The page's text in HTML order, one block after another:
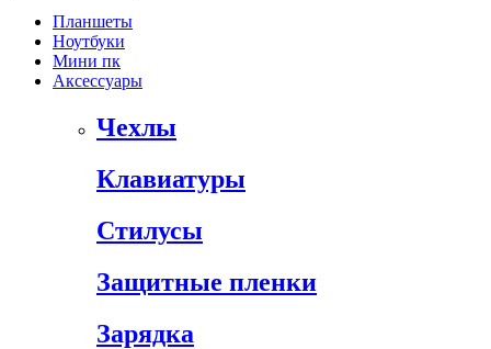
Планшеты
Ноутбуки
Мини пк
Аксессуары
Чехлы
Клавиатуры
Стилусы
Защитные пленки
Зарядка